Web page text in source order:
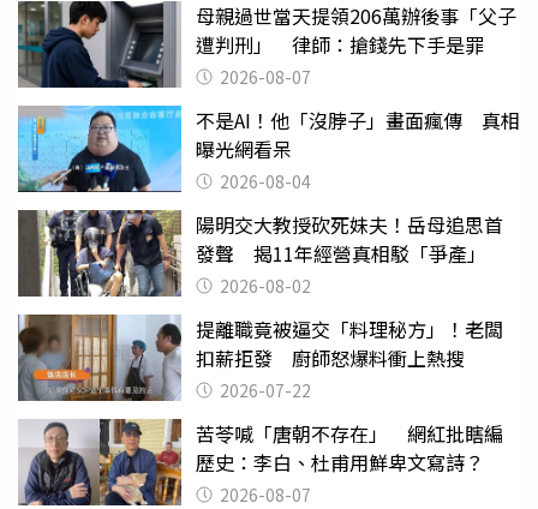
母親過世當天提領206萬辦後事「父子
遭判刑」 律師：搶錢先下手是罪
2026-08-07
不是AI！他「沒脖子」畫面瘋傳 真相
曝光網看呆
2026-08-04
陽明交大教授砍死妹夫！岳母追思首
發聲 揭11年經營真相駁「爭產」
2026-08-02
提離職竟被逼交「料理秘方」！老闆
扣薪拒發 廚師怒爆料衝上熱搜
2026-07-22
苦苓喊「唐朝不存在」 網紅批瞎編
歷史：李白、杜甫用鮮卑文寫詩？
2026-08-07